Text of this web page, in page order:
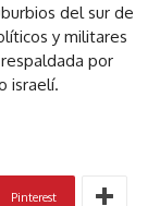
del sur de
y militares
por
israelí.
Pinterest